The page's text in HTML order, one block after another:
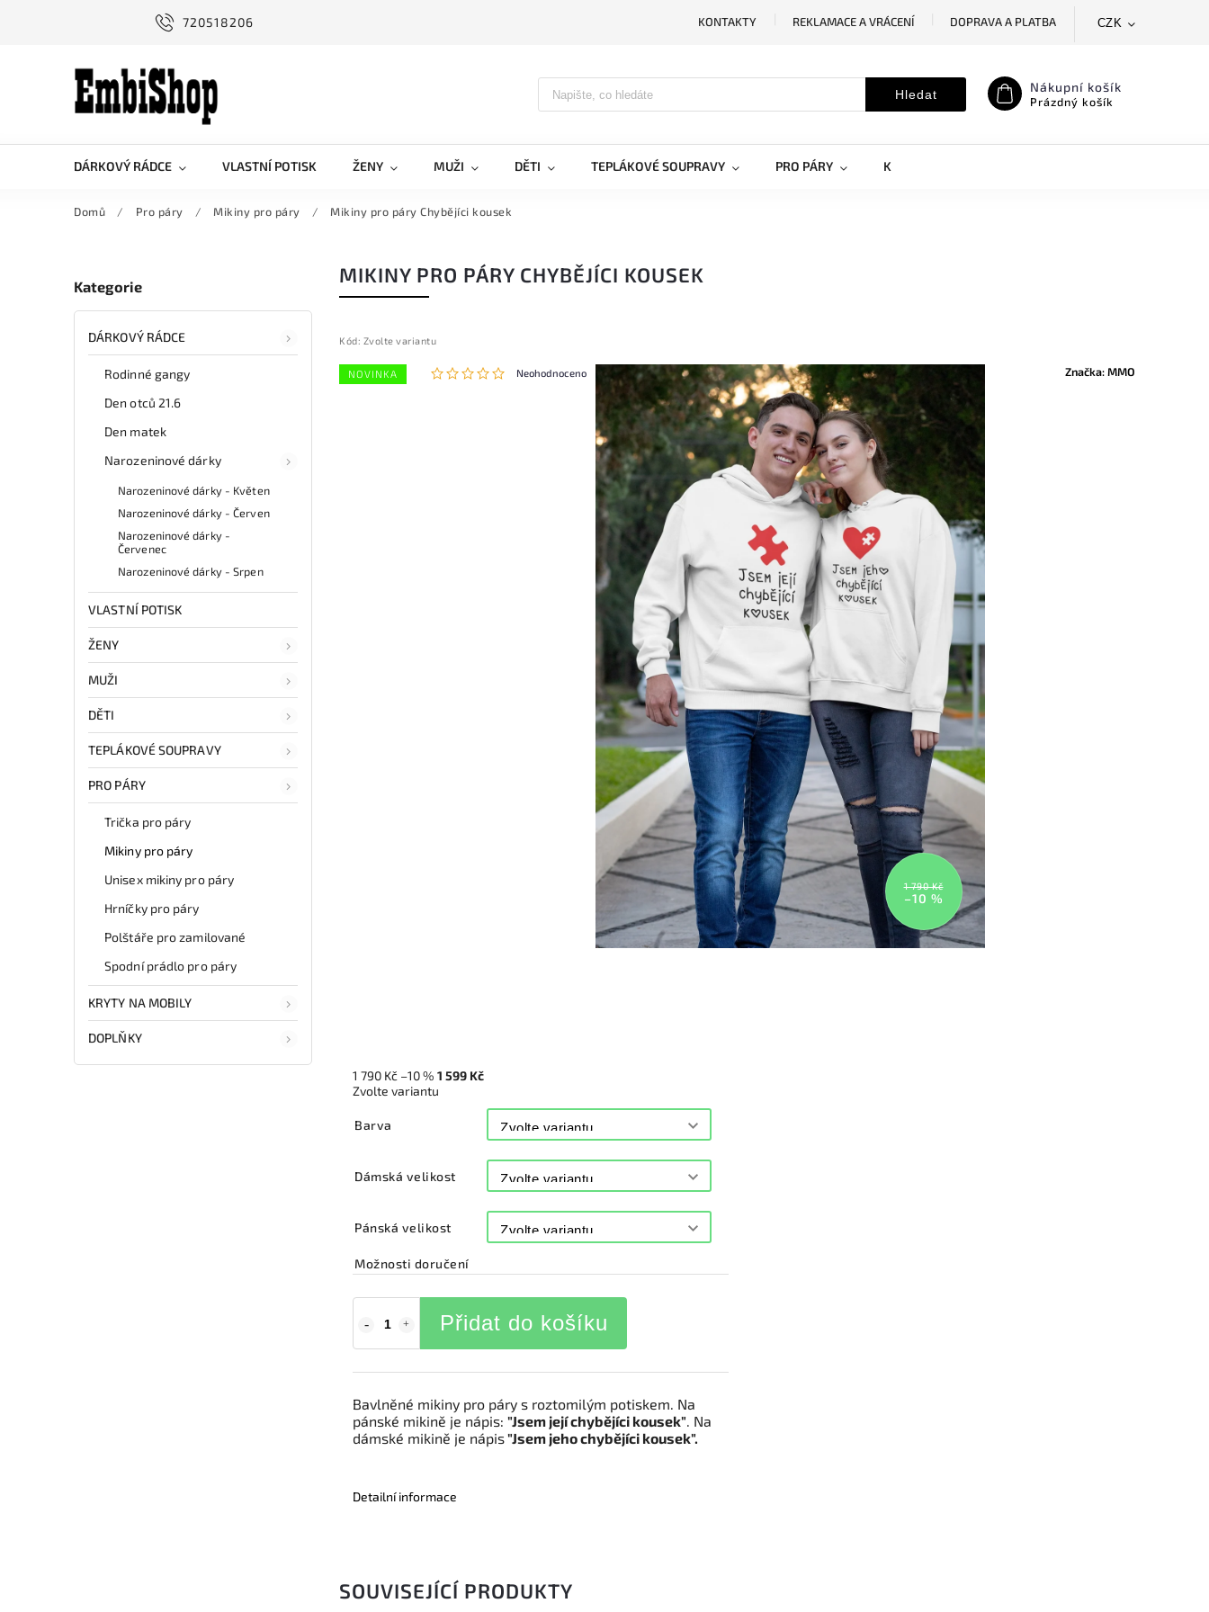
720518206 KONTAKTY REKLAMACE A VRÁCENÍ
DOPRAVA A PLATBA
CZK
Hledat Nákupní košík
Prázdný košík
DÁRKOVÝ RÁDCE VLASTNÍ POTISK ŽENY MUŽI DĚTI TEPLÁKOVÉ SOUPRAVY PRO PÁRY KRYTY NA MOBILY
Domů / Pro páry / Mikiny pro páry / Mikiny pro páry Chybějíci kousek
Kategorie
DÁRKOVÝ RÁDCE
Rodinné gangy
Den otců 21.6
Den matek
Narozeninové dárky
Narozeninové dárky - Květen
Narozeninové dárky - Červen
Narozeninové dárky -
Červenec
Narozeninové dárky - Srpen
VLASTNÍ POTISK
ŽENY
MUŽI
DĚTI
TEPLÁKOVÉ SOUPRAVY
PRO PÁRY
Trička pro páry
Mikiny pro páry
Unisex mikiny pro páry
Hrníčky pro páry
Polštáře pro zamilované
Spodní prádlo pro páry
KRYTY NA MOBILY
DOPLŇKY
MIKINY PRO PÁRY CHYBĚJÍCI KOUSEK
Kód: Zvolte variantu
NOVINKA Neohodnoceno Značka:MMO
1 790 Kč
–10 %
1 790 Kč –10 % 1 599 Kč
Zvolte variantu
Barva
Dámská velikost
Pánská velikost
Možnosti doručení
Přidat do košíku
Bavlněné mikiny pro páry s roztomilým potiskem. Na
pánské mikině je nápis: "Jsem její chybějíci kousek" . Na
dámské mikině je nápis"Jsem jeho chybějíci kousek".
Detailní informace
SOUVISEJÍCÍ PRODUKTY